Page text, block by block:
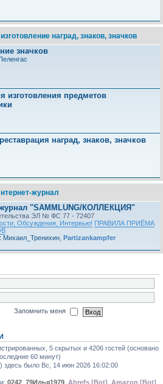
наград, знаков, значков
значков
изготовления предметов
наград, знаков, значков
журнал
журнал "SAMMLUNG/КОЛЛЕКЦИЯ"
ЭЛ № ФС 77 - 72407
Обсуждения, Интервью! ПРАВИЛА ПРИЁМА
Михаил_Тренихин Partizankampfer
Запомнить меня
5 скрытых и 4206 гостей (основано
60 минут)
) здесь было Вс, 14 июн 2026 16:02:00
0242 79Илья1979 Ahrefs [Bot] Amazon [Bot]